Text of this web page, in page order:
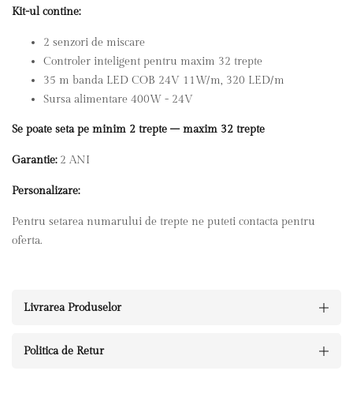
Kit-ul contine:
2 senzori de miscare
Controler inteligent pentru maxim 32 trepte
35 m banda LED COB 24V 11W/m, 320 LED/m
Sursa alimentare 400W - 24V
Se poate seta pe minim 2 trepte – maxim 32 trepte
Garantie: 2 ANI
Personalizare:
Pentru setarea numarului de trepte ne puteti contacta pentru
oferta.
Livrarea Produselor
Politica de Retur